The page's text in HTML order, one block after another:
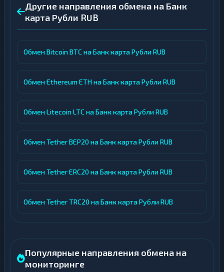
Другие направления обмена на Банк
карта Рубли RUB
Обмен Bitcoin BTC на Банк карта Рубли RUB
Обмен Ethereum ETH на Банк карта Рубли RUB
Обмен Litecoin LTC на Банк карта Рубли RUB
Обмен Tether BEP20 на Банк карта Рубли RUB
Обмен Tether ERC20 на Банк карта Рубли RUB
Обмен Tether TRC20 на Банк карта Рубли RUB
Популярные направления обмена на
мониторинге